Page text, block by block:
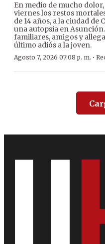
En medio de mucho
viernes los restos
de 14 años, a la ciudad de
una autopsia en
familiares, amigos y
último adiós a la joven.
Agosto 7, 2026 07:08 p. m. ·